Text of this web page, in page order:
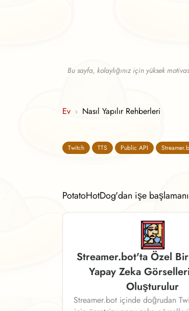
Bu sayfa, kolaylığınız için yüksek
Ev › Nasıl Yapılır Rehberleri
Twitch TTS Public API
PotatoHotDog'dan işe
Streamer.bot'ta Özel
Yapay Zeka
Oluşturulur
Streamer.bot içinde doğrudan